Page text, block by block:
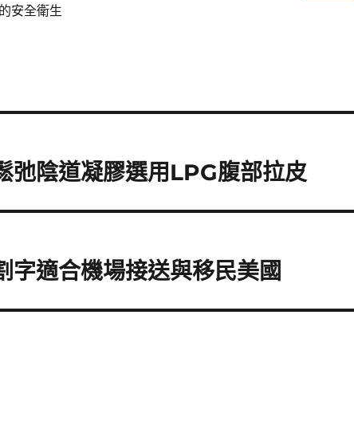
安全衛生
弛陰道凝膠選用LPG腹部拉皮
字適合機場接送與移民美國